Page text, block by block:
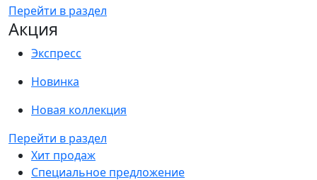
Перейти в раздел
Акция
Экспресс
Новинка
Новая коллекция
Перейти в раздел
Хит продаж
Специальное предложение